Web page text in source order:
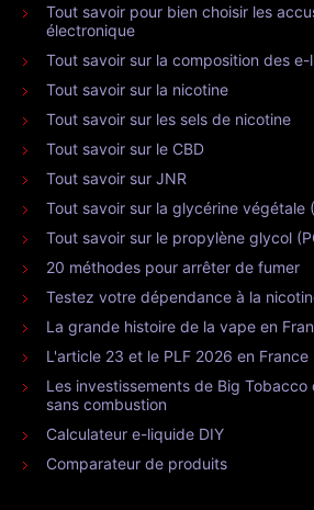
Tout savoir pour bien choisir les
électronique
Tout savoir sur la composition des e-
Tout savoir sur la nicotine
Tout savoir sur les sels de nicotine
Tout savoir sur le CBD
Tout savoir sur JNR
Tout savoir sur la glycérine végétale
Tout savoir sur le propylène glycol
20 méthodes pour arrêter de fumer
Testez votre dépendance à la
La grande histoire de la vape en
L'article 23 et le PLF 2026 en France
Les investissements de Big
sans combustion
Calculateur e-liquide DIY
Comparateur de produits